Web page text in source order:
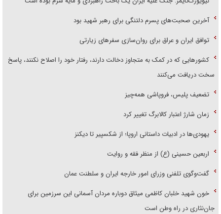
آخرین صحبت‌های پسرم دلتنگی برای رهبر شهید بود
توافق ایران و عراق برای روان‌سازی سفر‌های زیارتی
کشور‌هایی که در کمک به متجاوز دخالت دارند، رفتار خود را اصلاح نکنند، پاسخ
سخت دریافت می‌کنند
تضعیف پلیس، فروپاشی همه‌چیز
زمان شارژ اعتبار کالابرگ تغییر کرد
یهودی‌ها در ادبیات داستانی اروپا؛ از شکسپیر تا دیکنز
اربعین حسینی (ع) از منظر فقه و روایت
گفت‌وگوی تلفنی وزرای امور خارجه ایران و سلطنت عمان
خون شهید خلبان کاظمی میثاق دوباره مردان آسمانی این سرزمین برای
جان‌نثاری در راه وطن است